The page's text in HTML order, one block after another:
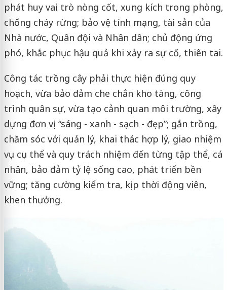
phát huy vai trò nòng cốt, xung kích trong phòng,
chống cháy rừng; bảo vệ tính mạng, tài sản của
Nhà nước, Quân đội và Nhân dân; chủ động ứng
phó, khắc phục hậu quả khi xảy ra sự cố, thiên tai.
Công tác trồng cây phải thực hiện đúng quy
hoạch, vừa bảo đảm che chắn kho tàng, công
trình quân sự, vừa tạo cảnh quan môi trường, xây
dựng đơn vị “sáng - xanh - sạch - đẹp”; gắn trồng,
chăm sóc với quản lý, khai thác hợp lý, giao nhiệm
vụ cụ thể và quy trách nhiệm đến từng tập thể, cá
nhân, bảo đảm tỷ lệ sống cao, phát triển bền
vững; tăng cường kiểm tra, kịp thời động viên,
khen thưởng.